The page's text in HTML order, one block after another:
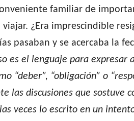
familiar de
¿Era imprescindible
pasaban y se acercaba la
es el lenguaje para
“deber”, “obligación” o
las discusiones que sostuve
veces lo escrito en un